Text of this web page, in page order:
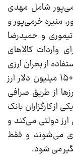
شامل مهدی
منیره خرمی‌پور و
و حمیدرضا
کالاهای
از بحران ارزی
در سال ۹۶ و اختلاف نرخ ارز دولتی با آزاد ۱۵۰ میلیون دلار ارز
از طریق صرافی
کارگزاران بانک
دولتی می‌کند و
می‌شوند و فقط
می شود.